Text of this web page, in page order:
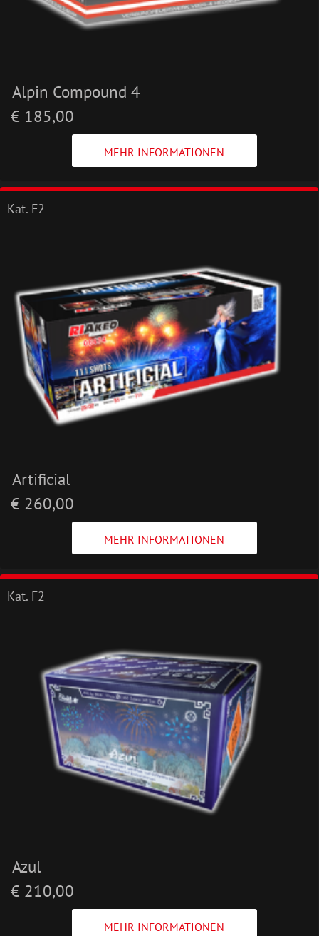
Alpin Compound 4
€ 185,00
MEHR INFORMATIONEN
Kat. F2
Artificial
€ 260,00
MEHR INFORMATIONEN
Kat. F2
Azul
€ 210,00
MEHR INFORMATIONEN